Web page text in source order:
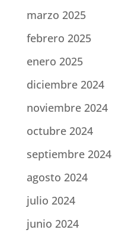
marzo 2025
febrero 2025
enero 2025
diciembre 2024
noviembre 2024
octubre 2024
septiembre 2024
agosto 2024
julio 2024
junio 2024